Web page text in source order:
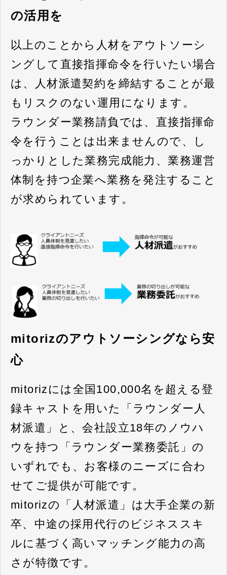
の活用を
以上のことから人材をアウトソーシ
ングして直接指揮命令を行いたい場合
は、人材派遣契約を締結することが最
もリスクのない運用になります。
ラウンダー業務請負では、直接指揮命
令を行うことは出来ませんので、し
っかりとした業務完成能力、業務運営
体制を持つ企業へ業務を発注すること
が求められています。
mitorizのアウトソーシングなら安
心
mitorizには全国100,000名を超える登
録キャストを用いた「ラウンダー人
材派遣」と、会社設立18年のノウハ
ウを持つ「ラウンダー業務委託」の
いずれでも、お客様のニーズに合わ
せてご提供が可能です。
mitorizの「人材派遣」は大手企業の新
卒、中途の採用代行のビジネススキ
ルに基づく高いマッチング能力の高
さが特徴です。